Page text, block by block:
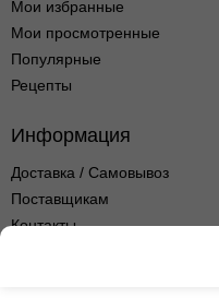
Мои избранные
Мои просмотренные
Популярные
Рецепты
Информация
Доставка / Самовывоз
Поставщикам
Контакты